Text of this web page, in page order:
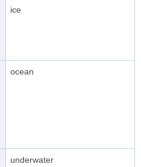
ice
ocean
underwater